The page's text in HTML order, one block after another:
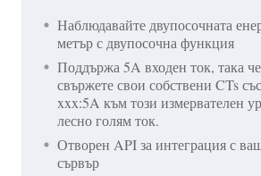
Наблюдавайте двупосочната
метър с двупосочна функция
Поддържа 5A входен ток, така
свържете свои собствени CTs
xxx:5A към този измервателен
лесно голям ток.
Отворен API за интеграция с
сървър